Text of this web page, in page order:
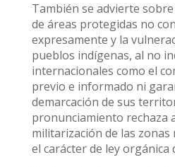
También se advierte
de áreas protegidas no
expresamente y la
pueblos indígenas, al no
internacionales como el
previo e informado ni
demarcación de sus
pronunciamiento rechaza
militarización de las
el carácter de ley orgánica